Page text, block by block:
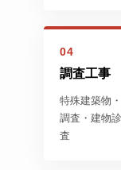
04
調査工事
特殊建築物
調査・建物
査